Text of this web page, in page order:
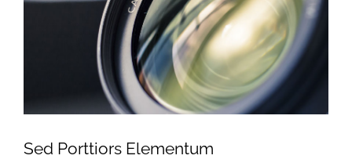
Sed Porttiors Elementum